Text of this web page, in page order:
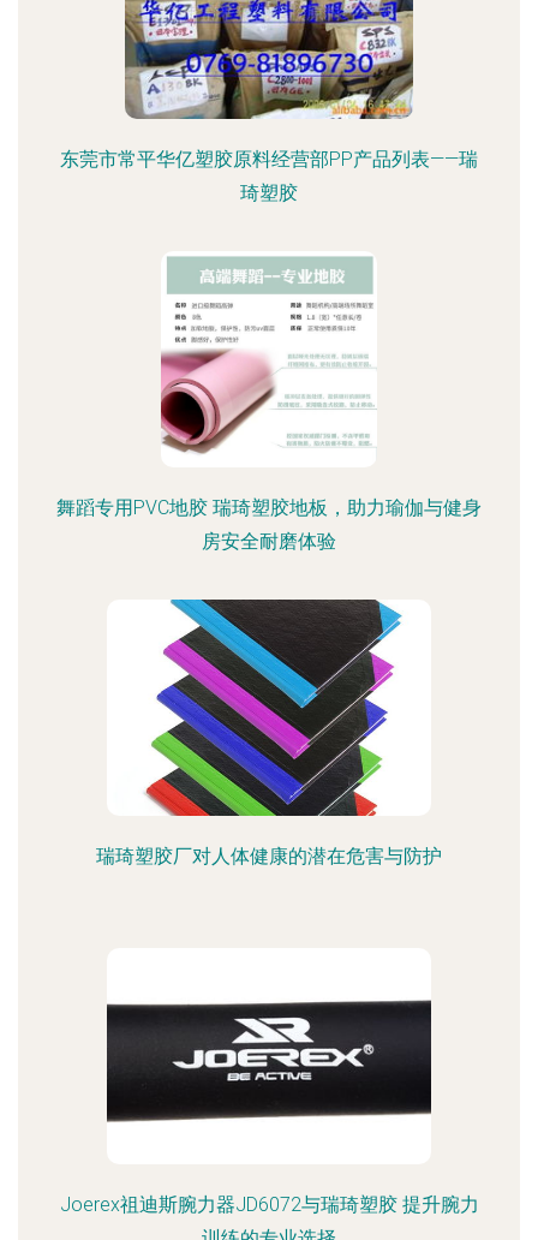
东莞市常平华亿塑胶原料经营部PP产品列表——瑞
琦塑胶
舞蹈专用PVC地胶 瑞琦塑胶地板，助力瑜伽与健身
房安全耐磨体验
瑞琦塑胶厂对人体健康的潜在危害与防护
Joerex祖迪斯腕力器JD6072与瑞琦塑胶 提升腕力